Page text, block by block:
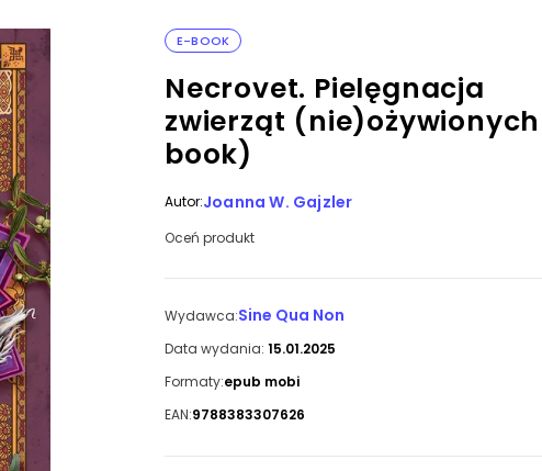
E-BOOK
Necrovet. Pielęgnacja
zwierząt
book)
Autor:Joanna W. Gajzler
Oceń produkt
Wydawca:Sine Qua Non
Data wydania: 15.01.2025
Formaty:epub mobi
EAN:9788383307626